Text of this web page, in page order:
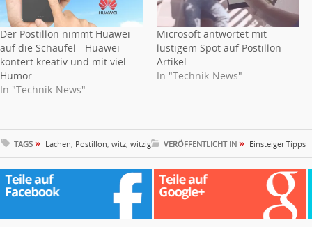
Der Postillon nimmt Huawei
auf die Schaufel - Huawei
kontert kreativ und mit viel
Humor
In "Technik-News"
Microsoft antwortet mit
lustigem Spot auf Postillon-
Artikel
In "Technik-News"
TAGS » Lachen, Postillon, witz, witzig VERÖFFENTLICHT IN » Einsteiger Tipps